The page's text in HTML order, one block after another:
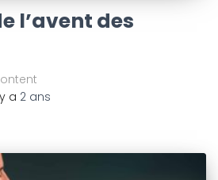
l’avent des
a 2 ans